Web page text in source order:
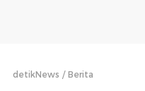
detikNews Berita